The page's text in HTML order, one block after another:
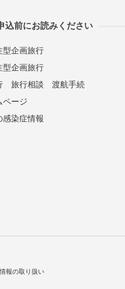
込前にお読みください
型企画旅行
型企画旅行
旅行相談
渡航手続
ページ
感染症情報
報の取り扱い